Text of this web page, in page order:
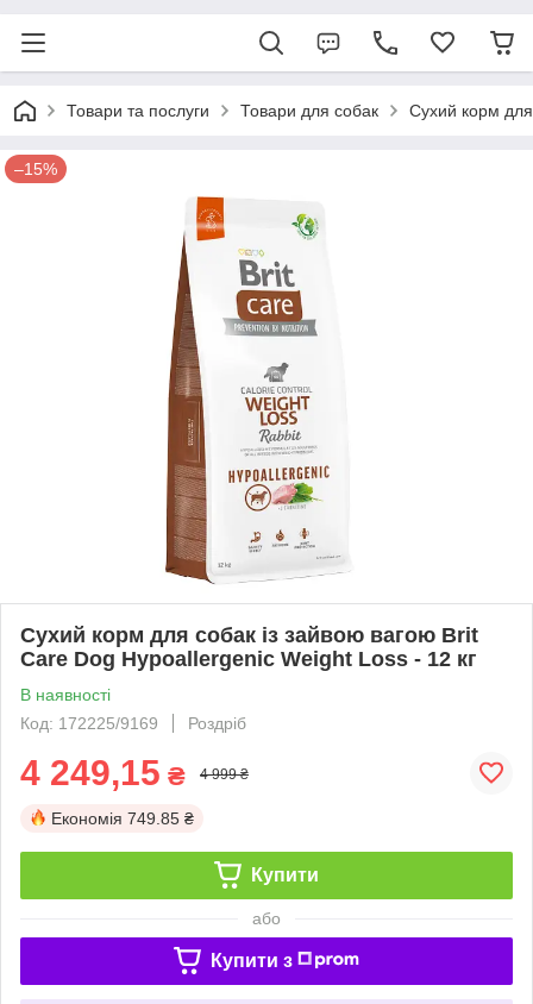
Товари та послуги Товари для собак Сухий корм
–15%
Сухий корм для собак із зайвою вагою Brit
Care Dog Hypoallergenic Weight Loss - 12 кг
В наявності
Код: 172225/9169
Роздріб
4 249,15 ₴ 4 999 ₴
Економія 749.85 ₴
Купити
або
Купити з